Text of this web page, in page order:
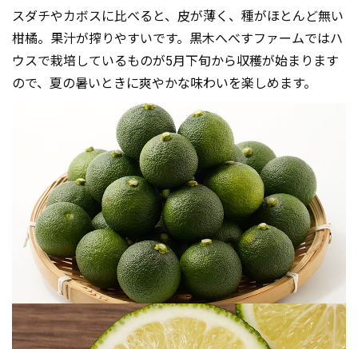
スダチやカボスに比べると、皮が薄く、種がほとんど無い
柑橘。果汁が搾りやすいです。黒木へべすファームではハ
ウスで栽培しているものが5月下旬から収穫が始まります
ので、夏の暑いときに爽やかな味わいを楽しめます。